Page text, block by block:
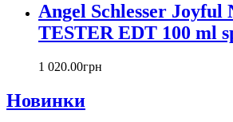
Caron
Cartier
Chanel
Charriol
Chloe
Angel Schlesser Joyful
TESTER EDT 100 ml
1 020.00грн
Новинки